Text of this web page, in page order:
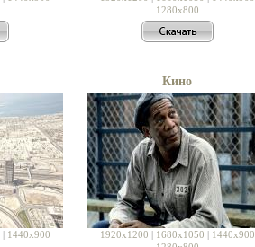
1280x800
| 1440x900
Кино
1920x1200 | 1680x1050 | 1440x900